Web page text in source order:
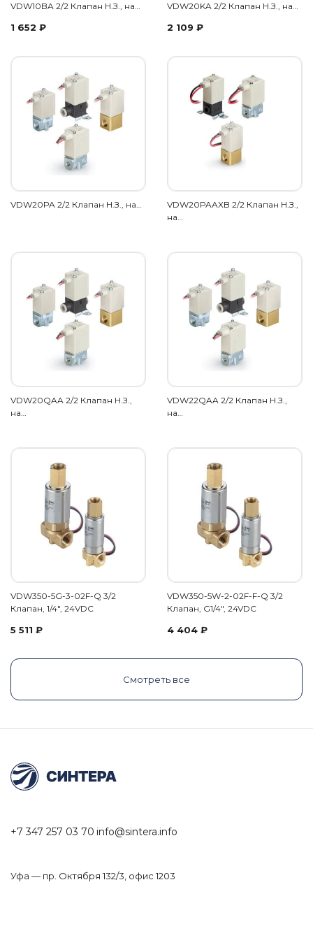
VDW10BA 2/2 Клапан Н.З., на…
1 652 ₽
VDW20KA 2/2 Клапан Н.З., на…
2 109 ₽
VDW20PA 2/2 Клапан Н.З., на…
VDW20PAAXB 2/2 Клапан Н.З.,
на…
VDW20QAA 2/2 Клапан Н.З.,
на…
VDW22QAA 2/2 Клапан Н.З.,
на…
VDW350-5G-3-02F-Q 3/2
Клапан, 1/4", 24VDC
5 511 ₽
VDW350-5W-2-02F-F-Q 3/2
Клапан, G1/4", 24VDC
4 404 ₽
Смотреть все
+7 347 257 03 70 info@sintera.info
Уфа — пр. Октября 132/3, офис 1203